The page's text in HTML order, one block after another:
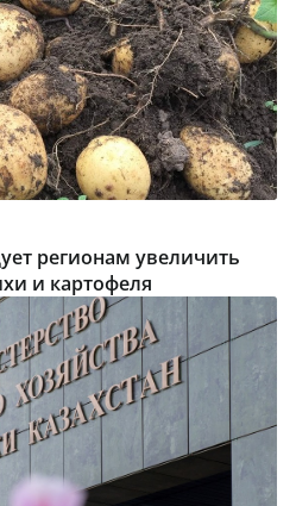
регионам увеличить
и картофеля